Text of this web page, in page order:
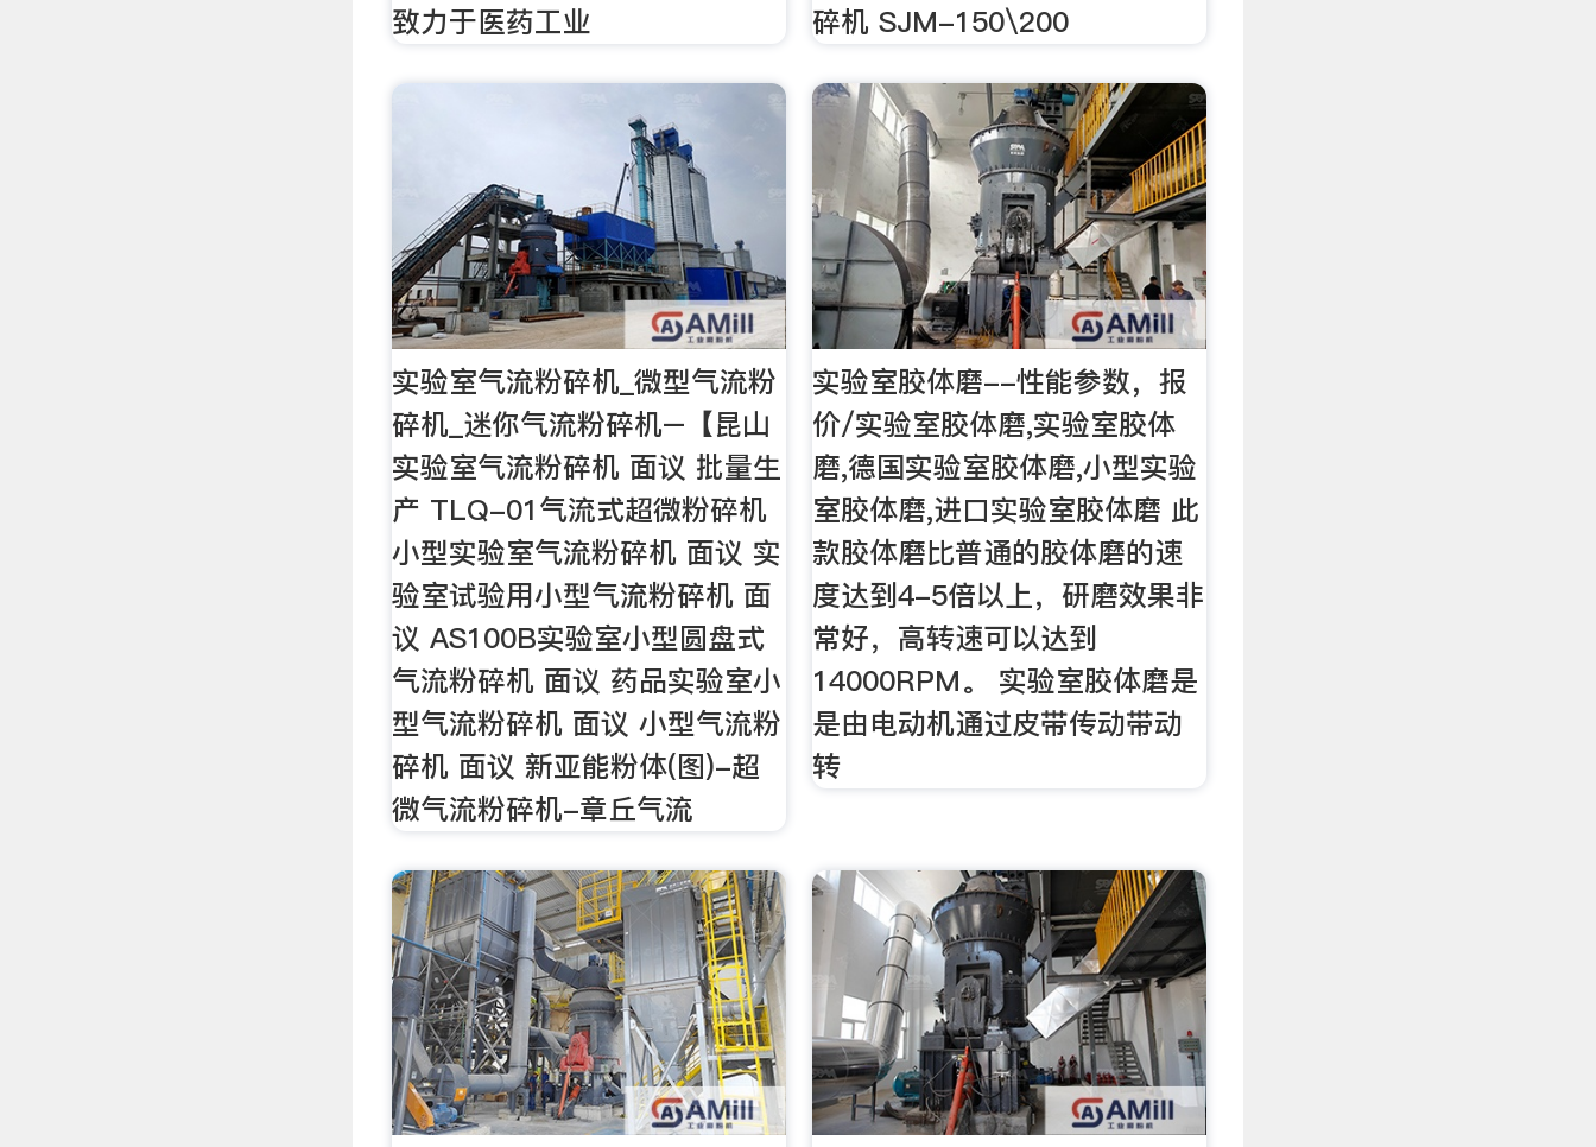
致力于医药工业
碎机 SJM-150\200
实验室气流粉碎机_微型气流粉
碎机_迷你气流粉碎机–【昆山
实验室气流粉碎机 面议 批量生
产 TLQ-01气流式超微粉碎机
小型实验室气流粉碎机 面议 实
验室试验用小型气流粉碎机 面
议 AS100B实验室小型圆盘式
气流粉碎机 面议 药品实验室小
型气流粉碎机 面议 小型气流粉
碎机 面议 新亚能粉体(图)-超
微气流粉碎机-章丘气流
实验室胶体磨--性能参数，报
价/实验室胶体磨,实验室胶体
磨,德国实验室胶体磨,小型实验
室胶体磨,进口实验室胶体磨 此
款胶体磨比普通的胶体磨的速
度达到4-5倍以上，研磨效果非
常好，高转速可以达到
14000RPM。 实验室胶体磨是
是由电动机通过皮带传动带动
转